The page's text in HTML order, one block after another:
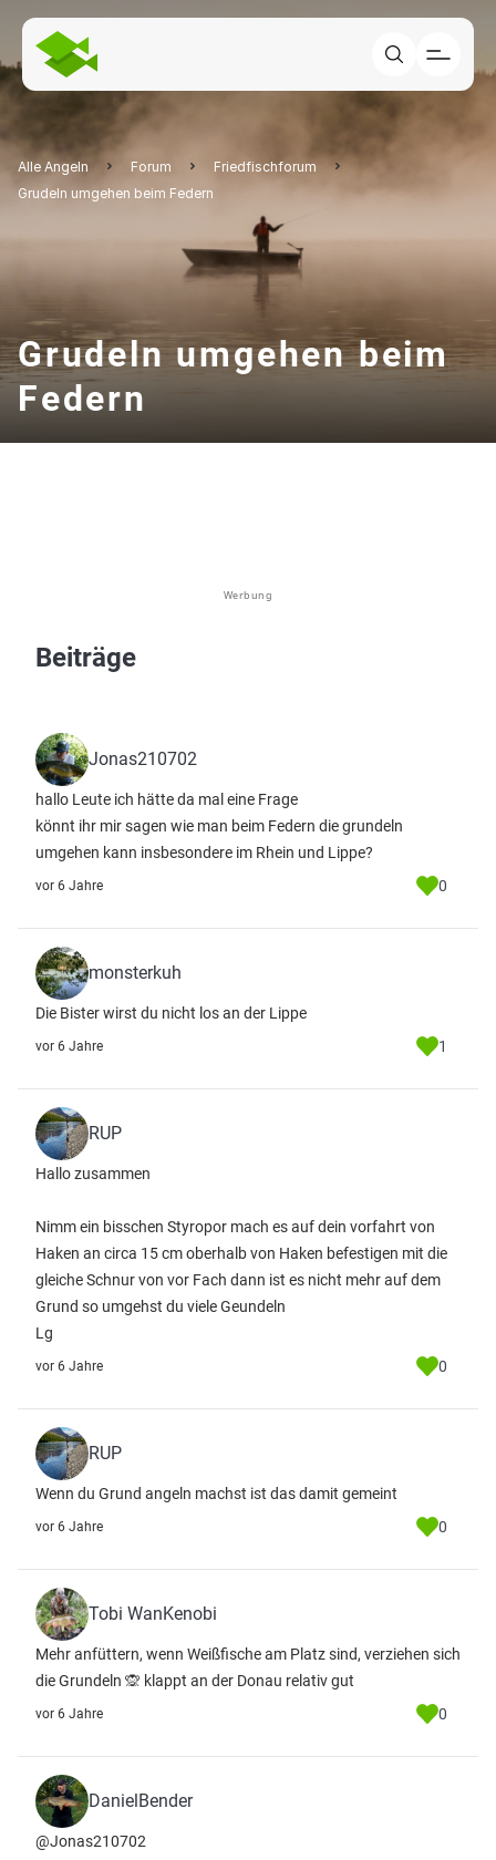
Alle Angeln Forum
Friedfischforum
Grudeln umgehen beim Federn
Grudeln umgehen beim
Federn
Werbung
Beiträge
Jonas210702
hallo Leute ich hätte da mal eine Frage
könnt ihr mir sagen wie man beim Federn die grundeln
umgehen kann insbesondere im Rhein und Lippe?
vor 6 Jahre 0
monsterkuh
Die Bister wirst du nicht los an der Lippe
vor 6 Jahre 1
RUP
Hallo zusammen
Nimm ein bisschen Styropor mach es auf dein vorfahrt von
Haken an circa 15 cm oberhalb von Haken befestigen mit die
gleiche Schnur von vor Fach dann ist es nicht mehr auf dem
Grund so umgehst du viele Geundeln
Lg
vor 6 Jahre 0
RUP
Wenn du Grund angeln machst ist das damit gemeint
vor 6 Jahre 0
Tobi WanKenobi
Mehr anfüttern, wenn Weißfische am Platz sind, verziehen sich
die Grundeln 🙊 klappt an der Donau relativ gut
vor 6 Jahre 0
DanielBender
@Jonas210702